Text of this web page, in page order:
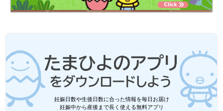
妊娠日数や生後日数に合った情報を毎日お届け
妊娠中から産後まで長く使える無料アプリ